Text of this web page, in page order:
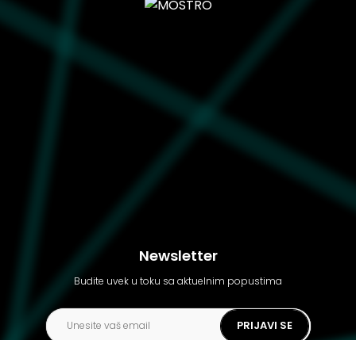
Newsletter
Budite uvek u toku sa aktuelnim popustima
PRIJAVI SE